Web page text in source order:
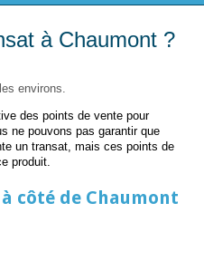
à Chaumont ?
environs.
des points de vente pour
ne pouvons pas garantir que
un transat, mais ces points de
produit.
côté de Chaumont